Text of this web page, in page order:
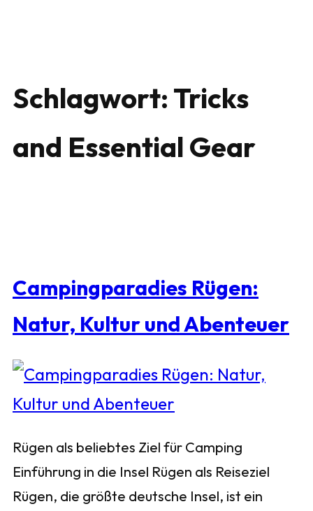
Schlagwort: Tricks
and Essential Gear
Campingparadies Rügen:
Natur, Kultur und Abenteuer
Rügen als beliebtes Ziel für Camping
Einführung in die Insel Rügen als Reiseziel
Rügen, die größte deutsche Insel, ist ein